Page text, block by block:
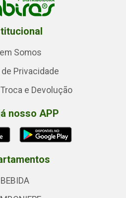
Somos
Privacidade
e Devolução
nosso APP
BEBIDA